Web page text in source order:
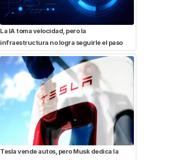
La IA toma velocidad, pero la
infraestructura no logra seguirle el paso
Tesla vende autos, pero Musk dedica la